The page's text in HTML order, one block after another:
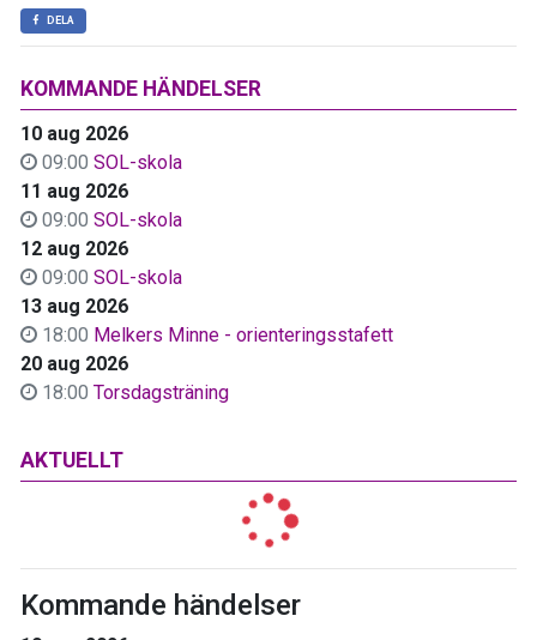
KOMMANDE HÄNDELSER
10 aug 2026
09:00 SOL-skola
11 aug 2026
09:00 SOL-skola
12 aug 2026
09:00 SOL-skola
13 aug 2026
18:00 Melkers Minne - orienteringsstafett
20 aug 2026
18:00 Torsdagsträning
AKTUELLT
Kommande händelser
DELA